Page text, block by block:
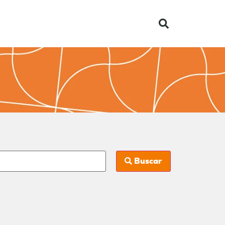
Buscar